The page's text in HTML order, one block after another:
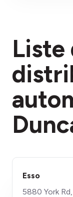
section
Liste
Esso
5880 York